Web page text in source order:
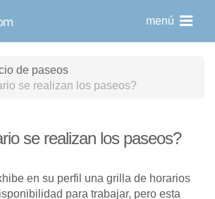
menú
de paseos
se realizan los paseos?
se realizan los paseos?
en su perfil una grilla de horarios
para trabajar, pero esta